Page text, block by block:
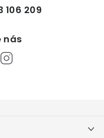
106 209